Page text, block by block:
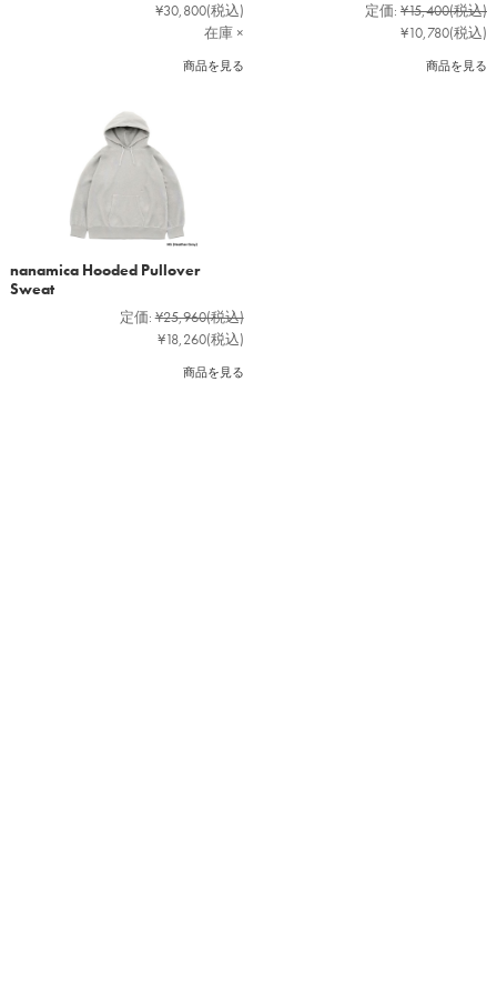
¥30,800(税込)
在庫 ×
商品を見る
定価: ¥15,400(税込)
¥10,780(税込)
商品を見る
nanamica Hooded Pullover
Sweat
定価: ¥25,960(税込)
¥18,260(税込)
商品を見る